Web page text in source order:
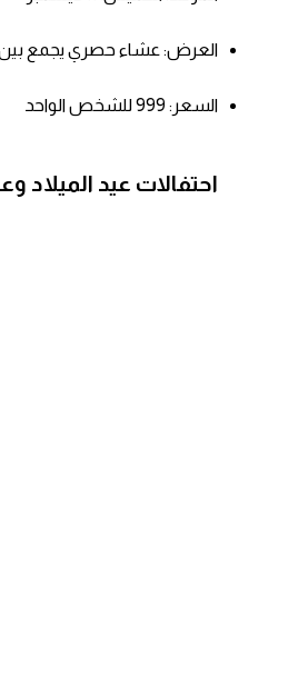
العرض: عشاء حصري يجمع بين
السعر: 999 للشخص الواحد
احتفالات عيد الميلاد